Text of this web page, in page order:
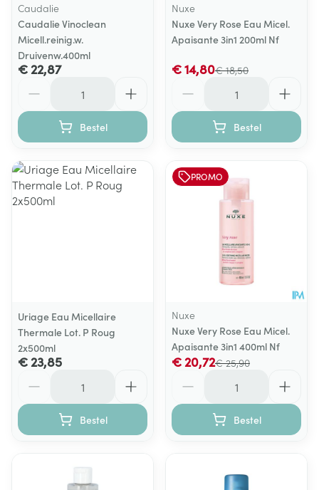
Caudalie
Caudalie Vinoclean
Micell.reinig.w.
Druivenw.400ml
€ 22,87
Bestel
Nuxe
Nuxe Very Rose Eau Micel.
Apaisante 3in1 200ml Nf
€ 18,50
€ 14,80
Bestel
Uriage Eau Micellaire
Thermale Lot. P Roug
2x500ml
€ 23,85
Bestel
PROMO
Nuxe
Nuxe Very Rose Eau Micel.
Apaisante 3in1 400ml Nf
€ 25,90
€ 20,72
Bestel